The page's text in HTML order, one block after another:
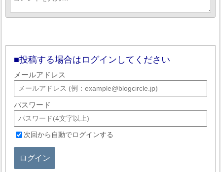
投稿する場合はログインしてください
メールアドレス
パスワード
次回から自動でログインする
ログイン